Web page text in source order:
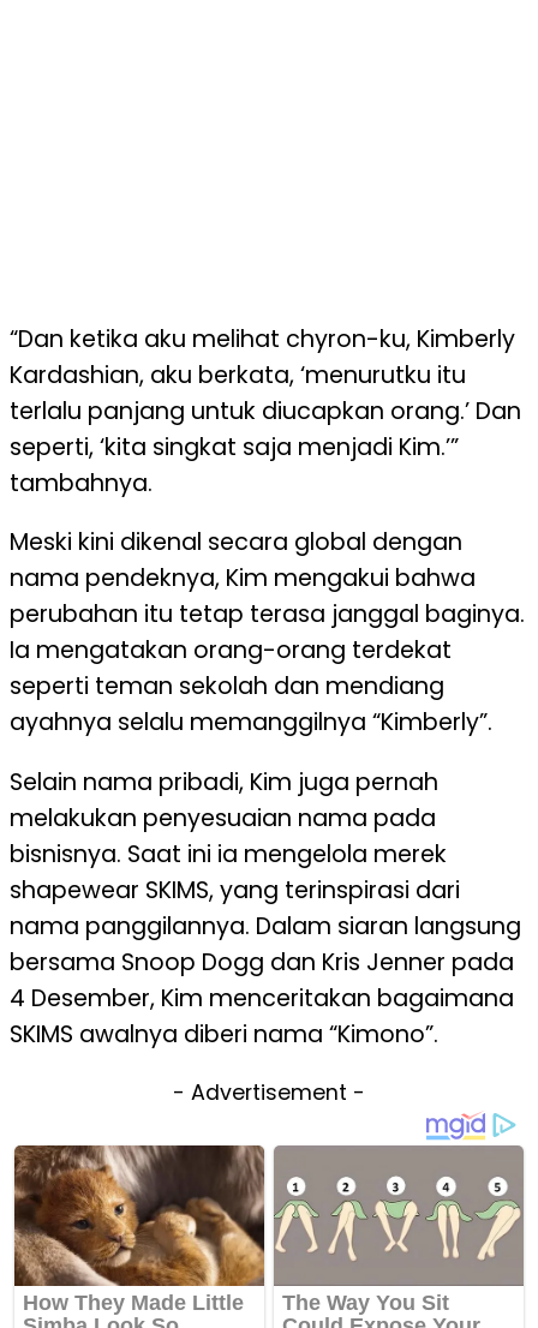
“Dan ketika aku melihat chyron-ku, Kimberly
Kardashian, aku berkata, ‘menurutku itu
terlalu panjang untuk diucapkan orang.’ Dan
seperti, ‘kita singkat saja menjadi Kim.’”
tambahnya.
Meski kini dikenal secara global dengan
nama pendeknya, Kim mengakui bahwa
perubahan itu tetap terasa janggal baginya.
Ia mengatakan orang-orang terdekat
seperti teman sekolah dan mendiang
ayahnya selalu memanggilnya “Kimberly”.
Selain nama pribadi, Kim juga pernah
melakukan penyesuaian nama pada
bisnisnya. Saat ini ia mengelola merek
shapewear SKIMS, yang terinspirasi dari
nama panggilannya. Dalam siaran langsung
bersama Snoop Dogg dan Kris Jenner pada
4 Desember, Kim menceritakan bagaimana
SKIMS awalnya diberi nama “Kimono”.
- Advertisement -